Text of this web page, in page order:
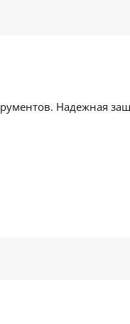
Надежная